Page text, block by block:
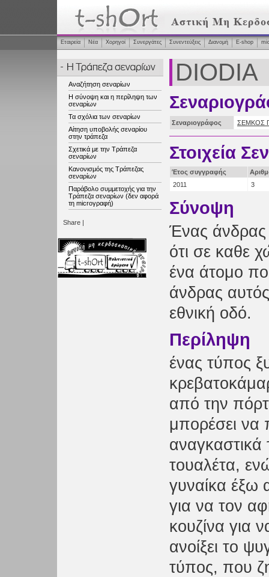
Εταιρεία Νέα Χορηγοί Συνεργάτες Συνεντεύξεις Διανομή Ε-shop
Αναζήτηση σεναρίων
Η σύνοψη και η περίληψη των
σεναρίων
Τα σχόλια των σεναρίων
Αίτηση υποβολής σεναρίου
στην τράπεζα
Σχετικά με την Τράπεζα
σεναρίων
Κανονισμός της Τράπεζας
σεναρίων
Παράβολο συμμετοχής για την
Τράπεζα σεναρίων (δεν αφορά
τη microγραφή)
Share |
DIODIA
Σεναριογράφος ΣΕΜΚΟΣ
Στοιχεία
Έτος συγγραφής
2011
3
Σύνοψη
Ένας άνδρας
ότι σε καθε
ένα άτομο
άνδρας αυτός
εθνική οδό.
Περίληψη
ένας τύπος
από την
μπορέσει να
αναγκαστικά
τουαλέτα,
γυναίκα έξω
για να τον
κουζίνα για
ανοίξει το
τύπος, που